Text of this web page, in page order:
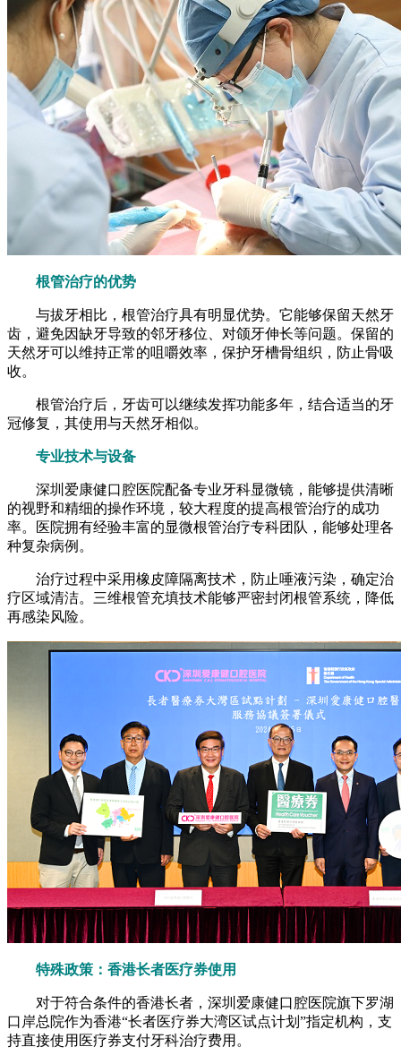
根管治疗的优势
与拔牙相比，根管治疗具有明显优势。它能够保留天然牙
齿，避免因缺牙导致的邻牙移位、对颌牙伸长等问题。保留的
天然牙可以维持正常的咀嚼效率，保护牙槽骨组织，防止骨吸
收。
根管治疗后，牙齿可以继续发挥功能多年，结合适当的牙
冠修复，其使用与天然牙相似。
专业技术与设备
深圳爱康健口腔医院配备专业牙科显微镜，能够提供清晰
的视野和精细的操作环境，较大程度的提高根管治疗的成功
率。医院拥有经验丰富的显微根管治疗专科团队，能够处理各
种复杂病例。
治疗过程中采用橡皮障隔离技术，防止唾液污染，确定治
疗区域清洁。三维根管充填技术能够严密封闭根管系统，降低
再感染风险。
特殊政策：香港长者医疗券使用
对于符合条件的香港长者，深圳爱康健口腔医院旗下罗湖
口岸总院作为香港“长者医疗券大湾区试点计划”指定机构，支
持直接使用医疗券支付牙科治疗费用。